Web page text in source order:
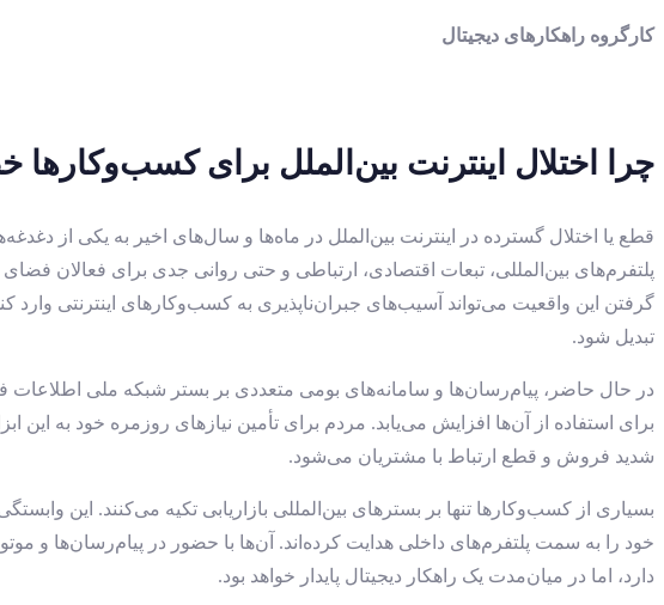
کارگروه راهکارهای دیجیتال
چرا اختلال اینترنت بین‌الملل برای
قطع یا اختلال گسترده در اینترنت بین‌الملل در ماه‌ها و سال‌های اخیر به یکی
پلتفرم‌های بین‌المللی، تبعات اقتصادی، ارتباطی و حتی روانی جدی برای فعالان
گرفتن این واقعیت می‌تواند آسیب‌های جبران‌ناپذیری به کسب‌وکارهای اینترنتی
تبدیل شود.
در حال حاضر، پیام‌رسان‌ها و سامانه‌های بومی متعددی بر بستر شبکه ملی اطلاعات
برای استفاده از آن‌ها افزایش می‌یابد. مردم برای تأمین نیازهای روزمره خود به این
شدید فروش و قطع ارتباط با مشتریان می‌شود.
بسیاری از کسب‌وکارها تنها بر بسترهای بین‌المللی بازاریابی تکیه می‌کنند. این
خود را به سمت پلتفرم‌های داخلی هدایت کرده‌اند. آن‌ها با حضور در پیام‌رسان‌ها و
دارد، اما در میان‌مدت یک راهکار دیجیتال پایدار خواهد بود.